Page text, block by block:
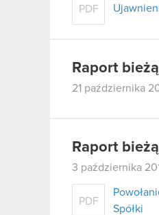
PDF
Raport
21 października
Raport
3 października
PDF
Spółki